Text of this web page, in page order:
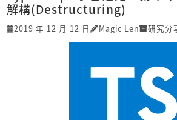
解構(Destructuring)
2019 年 12 月 12 日 Magic Len 研究分